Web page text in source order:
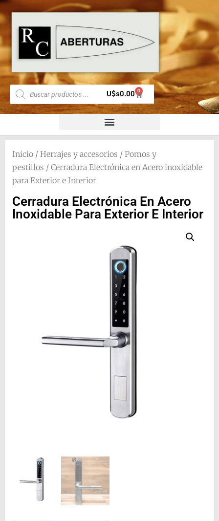
U$s0.00 0
Inicio / Herrajes y accesorios / Pomos y
pestillos / Cerradura Electrónica en Acero inoxidable
para Exterior e Interior
Cerradura Electrónica En Acero
Inoxidable Para Exterior E Interior